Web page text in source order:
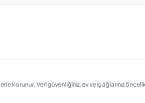
korunur. Veri güvenliğiniz, ev ve iş ağlarınız